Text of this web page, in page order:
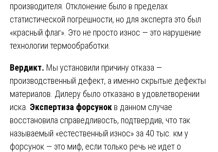
производителя. Отклонение было в пределах
статистической погрешности, но для эксперта это был
«красный флаг». Это не просто износ — это нарушение
технологии термообработки.
Вердикт. Мы установили причину отказа —
производственный дефект, а именно скрытые дефекты
материалов. Дилеру было отказано в удовлетворении
иска. Экспертиза форсунок в данном случае
восстановила справедливость, подтвердив, что так
называемый «естественный износ» за 40 тыс. км у
форсунок — это миф, если только речь не идет о